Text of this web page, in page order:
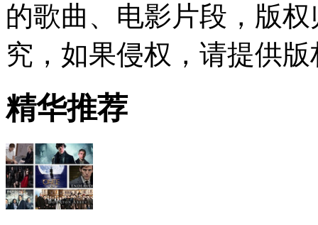
的歌曲、电影片段，版
究，如果侵权，请提供
精华推荐